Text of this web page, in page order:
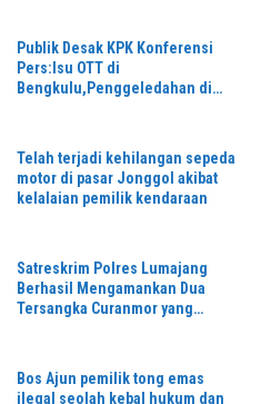
Publik Desak KPK Konferensi
Pers:Isu OTT di
Bengkulu,Penggeledahan di
Telah terjadi kehilangan sepeda
motor di pasar Jonggol akibat
kelalaian pemilik kendaraan
Satreskrim Polres Lumajang
Berhasil Mengamankan Dua
Tersangka Curanmor yang
Bos Ajun pemilik tong emas
ilegal seolah kebal hukum dan